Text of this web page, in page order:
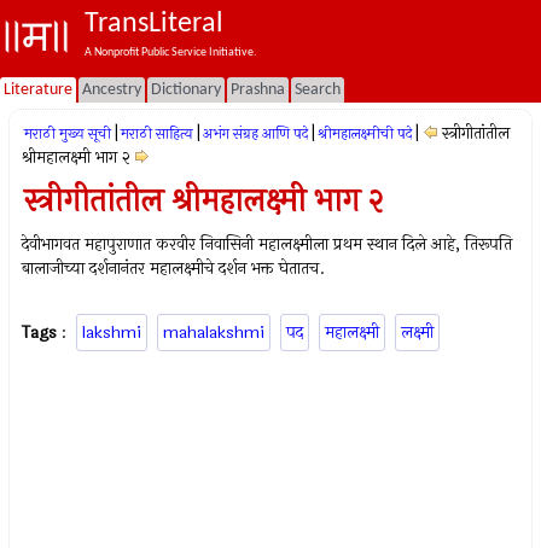
TransLiteral
A Nonprofit Public Service Initiative.
Literature Ancestry Dictionary Prashna Search
मराठी मुख्य सूची मराठी साहित्य अभंग संग्रह आणि पदे श्रीमहालक्ष्मीची पदे
स्त्रीगीतांतील
श्रीमहालक्ष्मी भाग २
स्त्रीगीतांतील श्रीमहालक्ष्मी भाग २
देवीभागवत महापुराणात करवीर निवासिनी महालक्ष्मीला प्रथम स्थान दिले आहे, तिरूपति
बालाजीच्या दर्शनानंतर महालक्ष्मीचे दर्शन भक्त घेतातच.
Tags : lakshmi mahalakshmi पद महालक्ष्मी लक्ष्मी